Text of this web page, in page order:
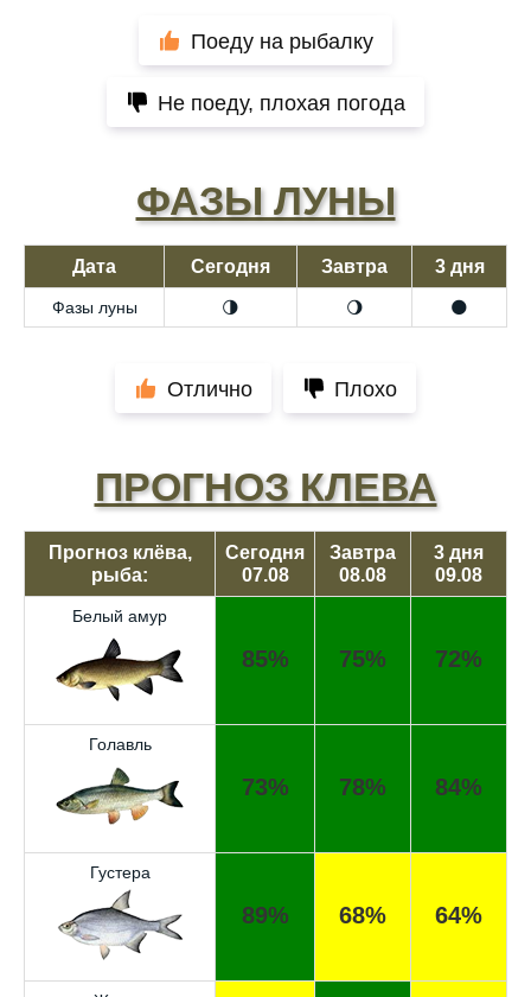
Поеду на рыбалку
Не поеду, плохая погода
ФАЗЫ ЛУНЫ
Дата Сегодня Завтра 3 дня
Фазы луны 🌗 🌖 🌑
Отлично Плохо
ПРОГНОЗ КЛЕВА
Прогноз клёва,
рыба:
Сегодня
07.08
Завтра
08.08
3 дня
09.08
Белый амур
85% 75% 72%
Голавль
73% 78% 84%
Густера
89% 68% 64%